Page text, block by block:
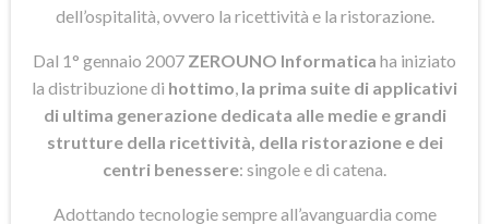
dell’ospitalità, ovvero la ricettività e la ristorazione.
Dal 1° gennaio 2007 ZEROUNO Informatica ha iniziato
la distribuzione di hottimo la prima suite di applicativi
di ultima generazione dedicata alle medie e grandi
strutture della ricettività, della ristorazione e dei
centri benessere: singole e di catena.
Adottando tecnologie sempre all’avanguardia come